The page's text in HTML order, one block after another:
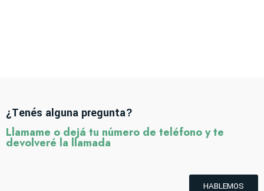
¿Tenés alguna pregunta?
Llamame o dejá tu número de teléfono y te
devolveré la llamada
HABLEMOS